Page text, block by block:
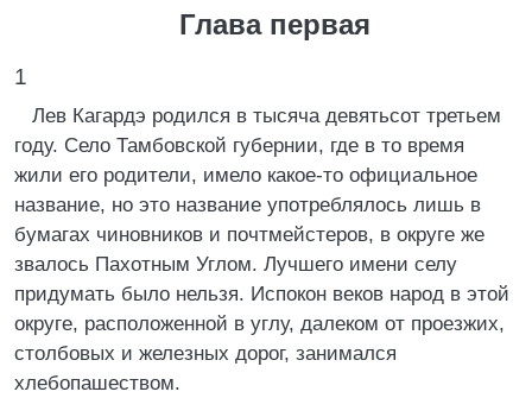
Глава первая
1
Лев Кагардэ родился в тысяча девятьсот третьем
году. Село Тамбовской губернии, где в то время
жили его родители, имело какое-то официальное
название, но это название употреблялось лишь в
бумагах чиновников и почтмейстеров, в округе же
звалось Пахотным Углом. Лучшего имени селу
придумать было нельзя. Испокон веков народ в этой
округе, расположенной в углу, далеком от проезжих,
столбовых и железных дорог, занимался
хлебопашеством.